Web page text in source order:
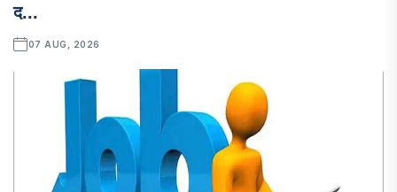
द...
07 AUG, 2026